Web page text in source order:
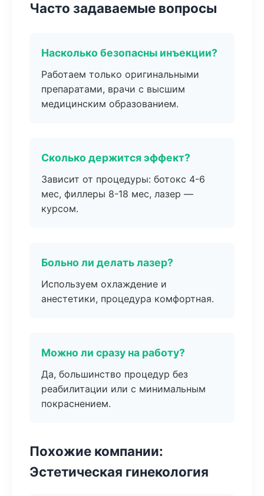
Часто задаваемые вопросы
Насколько безопасны инъекции?
Работаем только оригинальными
препаратами, врачи с высшим
медицинским образованием.
Сколько держится эффект?
Зависит от процедуры: ботокс 4-6
мес, филлеры 8-18 мес, лазер —
курсом.
Больно ли делать лазер?
Используем охлаждение и
анестетики, процедура комфортная.
Можно ли сразу на работу?
Да, большинство процедур без
реабилитации или с минимальным
покраснением.
Похожие компании:
Эстетическая гинекология